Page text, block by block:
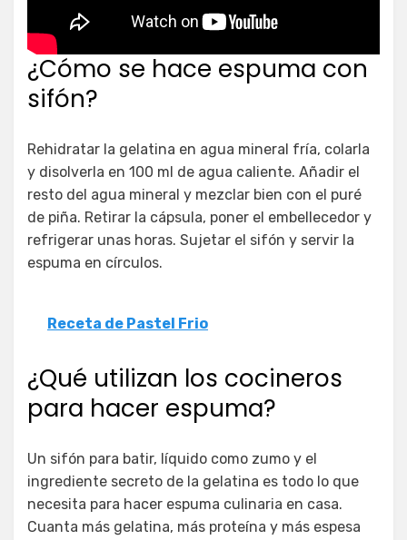
¿Cómo se hace espuma con
sifón?
Rehidratar la gelatina en agua mineral fría, colarla
y disolverla en 100 ml de agua caliente. Añadir el
resto del agua mineral y mezclar bien con el puré
de piña. Retirar la cápsula, poner el embellecedor y
refrigerar unas horas. Sujetar el sifón y servir la
espuma en círculos.
Receta de Pastel Frio
¿Qué utilizan los cocineros
para hacer espuma?
Un sifón para batir, líquido como zumo y el
ingrediente secreto de la gelatina es todo lo que
necesita para hacer espuma culinaria en casa.
Cuanta más gelatina, más proteína y más espesa